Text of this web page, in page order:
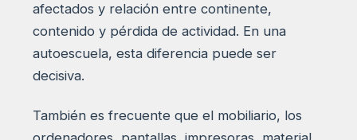
afectados y relación entre continente,
contenido y pérdida de actividad. En una
autoescuela, esta diferencia puede ser
decisiva.
También es frecuente que el mobiliario, los